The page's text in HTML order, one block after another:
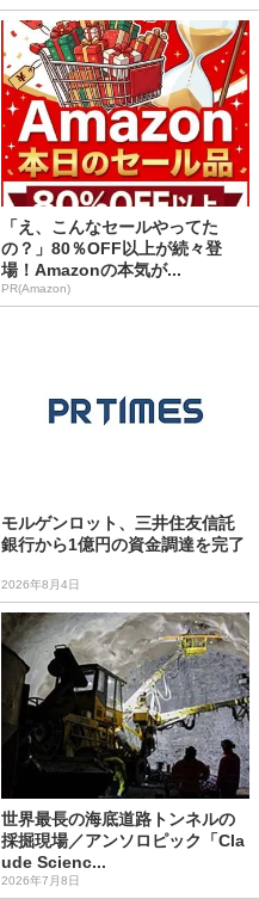
「え、こんなセールやってた
の？」80％OFF以上が続々登
場！Amazonの本気が...
PR(Amazon)
モルゲンロット、三井住友信託
銀行から1億円の資金調達を完了
2026年8月4日
世界最長の海底道路トンネルの
採掘現場／アンソロピック「Cla
ude Scienc...
2026年7月8日